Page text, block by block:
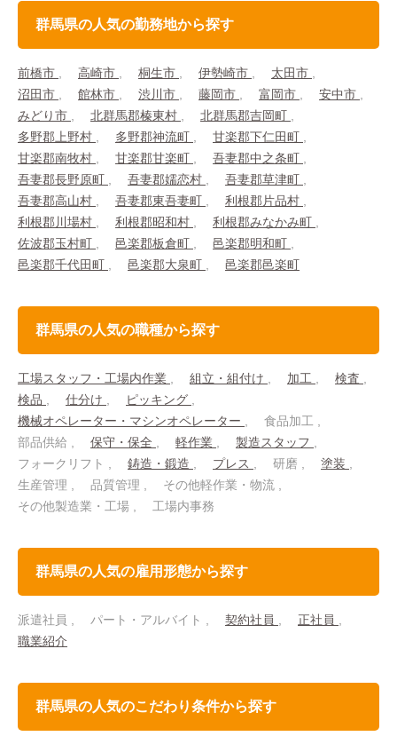
群馬県の人気の勤務地から探す
前橋市 高崎市 桐生市 伊勢崎市
太田市
沼田市
館林市 渋川市 藤岡市 富岡市
安中市
みどり市
北群馬郡榛東村
北群馬郡吉岡町
多野郡上野村
多野郡神流町
甘楽郡下仁田町
甘楽郡南牧村
甘楽郡甘楽町
吾妻郡中之条町
吾妻郡長野原町
吾妻郡嬬恋村
吾妻郡草津町
吾妻郡高山村
吾妻郡東吾妻町
利根郡片品村
利根郡川場村
利根郡昭和村
利根郡みなかみ町
佐波郡玉村町
邑楽郡板倉町
邑楽郡明和町
邑楽郡千代田町
邑楽郡大泉町 邑楽郡邑楽町
群馬県の人気の職種から探す
工場スタッフ・工場内作業 組立・組付け 加工
検査
検品
仕分け
ピッキング
機械オペレーター・マシンオペレーター
食品加工
部品供給
保守・保全 軽作業
製造スタッフ
フォークリフト
鋳造・鍛造 プレス 研磨
塗装
生産管理
品質管理
その他軽作業・物流
その他製造業・工場
工場内事務
群馬県の人気の雇用形態から探す
派遣社員 パート・アルバイト 契約社員
正社員
職業紹介
群馬県の人気のこだわり条件から探す